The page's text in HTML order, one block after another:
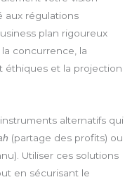
aux régulations
plan rigoureux
la concurrence, la
éthiques et la projection
alternatifs qui
(partage des profits) ou
Utiliser ces solutions
en sécurisant le